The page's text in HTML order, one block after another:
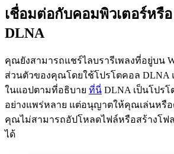
เชื่อมต่อกับคอมพิวเตอร์หรื
DLNA
คุณยังสามารถแชร์ไลบรารีเพลงที่อยู่บน
ส่วนตัวของคุณโดยใช้โปรโตคอล DLNA
ในแอปตามที่อธิบาย ที่นี่ DLNA เป็นโปร
อย่างแพร่หลาย แต่อนุญาตให้คุณเล่นหรือ
คุณไม่สามารถอัปโหลดไฟล์หรือสร้างโฟล
ได้